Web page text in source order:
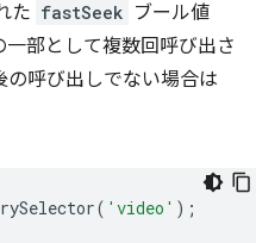
た fastSeek ブール値
部として複数回呼び出さ
呼び出しでない場合は
( 'video' );